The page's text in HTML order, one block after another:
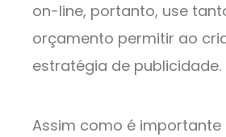
on-line, portanto, use
orçamento permitir ao
estratégia de publicidade.
Assim como é importante